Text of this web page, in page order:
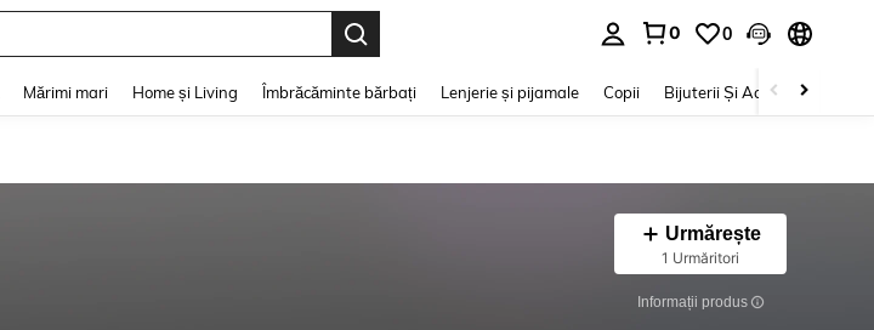
0 0
Mărimi mari Home și Living Îmbrăcăminte bărbați Lenjerie și pijamale Copii Bijuterii Și Accesorii
Urmărește
1 Urmăritori
Informații produs